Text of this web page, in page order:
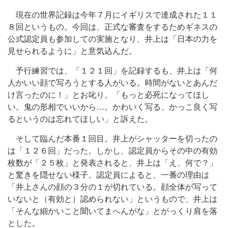
現在の世界記録は今年７月にイギリスで達成された１１
８回というもの。今回は、正式な審査をするためギネスの
公式認定員も参加しての実施となり、井上は「日本の力を
見せられるように」と意気込んだ。
予行練習では、「１２１回」を記録するも、井上は「何
人かいい顔で写ろうとする人がいる。時間がないとあんだ
け言ったのに！」とお叱り。「もっと必死になってほし
い。鬼の形相でいいから…。かわいく写る、かっこ良く写
るというのは忘れてほしい」と訴えた。
そして臨んだ本番１回目。井上がシャッターを切ったの
は「１２６回」だった。しかし、認定員からその中の有効
枚数が「２５枚」と発表されると、井上は「え、何で？」
と驚きを隠せない様子。認定員によると、一番の理由は
「井上さんの顔の３分の１が切れている。顔全体が写って
いないと（有効と）認められない」というもので、井上は
「そんな細かいこと聞いてまへんがな」とがっくり肩を落
とした。